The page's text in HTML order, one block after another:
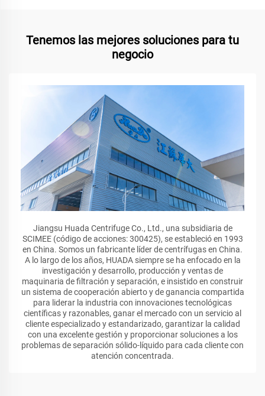
Tenemos las mejores soluciones para tu
negocio
Jiangsu Huada Centrifuge Co., Ltd., una subsidiaria de
SCIMEE (código de acciones: 300425), se estableció en 1993
en China. Somos un fabricante líder de centrífugas en China.
A lo largo de los años, HUADA siempre se ha enfocado en la
investigación y desarrollo, producción y ventas de
maquinaria de filtración y separación, e insistido en construir
un sistema de cooperación abierto y de ganancia compartida
para liderar la industria con innovaciones tecnológicas
científicas y razonables, ganar el mercado con un servicio al
cliente especializado y estandarizado, garantizar la calidad
con una excelente gestión y proporcionar soluciones a los
problemas de separación sólido-líquido para cada cliente con
atención concentrada.